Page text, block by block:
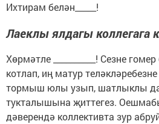
Ихтирам белән_____!
Лаеклы ялдагы коллегага
Хөрмәтле __________! Сезне
котлап, иң матур
тормыш юлы узып, шатлыклы
тукталышына җиттегез.
дәверендә коллективта зур